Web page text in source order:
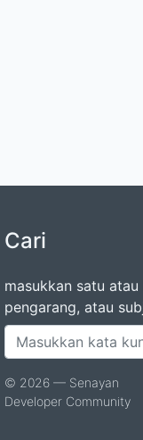
Cari
masukkan satu
pengarang, atau
© 2026 — Senayan
Developer Community